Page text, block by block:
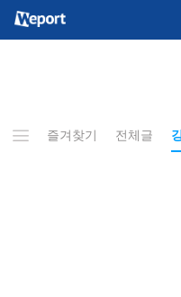
즐겨찾기 전체글